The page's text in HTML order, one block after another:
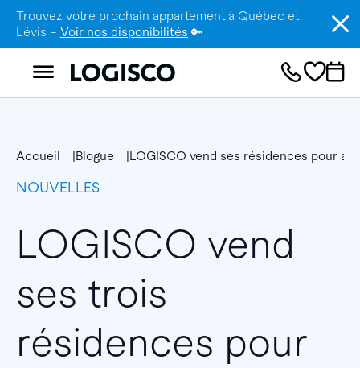
Trouvez votre prochain appartement à Québec et
Lévis – Voir nos disponibilités 🔑
Accueil Blogue LOGISCO vend ses résidences pour
NOUVELLES
LOGISCO vend
ses trois
résidences pour